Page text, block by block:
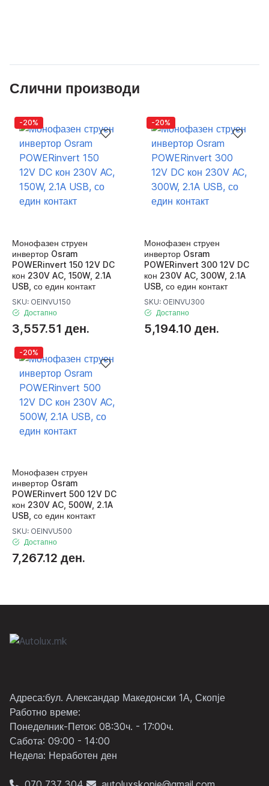
Слични производи
-20%
Монофазен струен
инвертор Osram
POWERinvert 150 12V DC
кон 230V AC, 150W, 2.1A
USB, со един контакт
SKU: OEINVU150
Достапно
3,557.51 ден.
-20%
Монофазен струен
инвертор Osram
POWERinvert 300 12V DC
кон 230V AC, 300W, 2.1A
USB, со един контакт
SKU: OEINVU300
Достапно
5,194.10 ден.
-20%
Монофазен струен
инвертор Osram
POWERinvert 500 12V DC
кон 230V AC, 500W, 2.1A
USB, со един контакт
SKU: OEINVU500
Достапно
7,267.12 ден.
Адреса:бул. Александар Македонски 1А, Скопје
Работно време:
Понеделник-Петок: 08:30ч. - 17:00ч.
Сабота: 09:00 - 14:00
Неделa: Неработен ден